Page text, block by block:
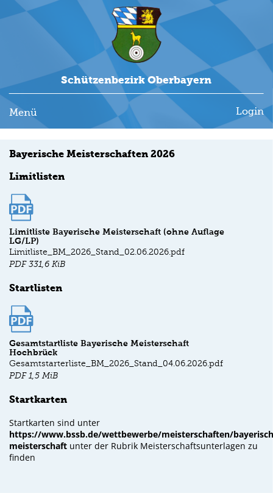
Schützenbezirk Oberbayern
Menü Login
Bayerische Meisterschaften 2026
Limitlisten
Limitliste Bayerische Meisterschaft (ohne Auflage
LG/LP)
Limitliste_BM_2026_Stand_02.06.2026.pdf
PDF 331,6 KiB
Startlisten
Gesamtstartliste Bayerische Meisterschaft
Hochbrück
Gesamtstarterliste_BM_2026_Stand_04.06.2026.pdf
PDF 1,5 MiB
Startkarten
Startkarten sind unter
https://www.bssb.de/wettbewerbe/meisterschaften/
meisterschaft unter der Rubrik Meisterschaftsunterlagen zu
finden